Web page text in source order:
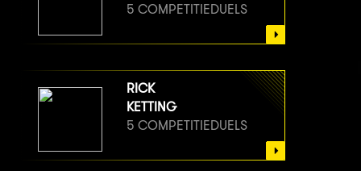
5 COMPETITIEDUELS
RICK
KETTING
5 COMPETITIEDUELS